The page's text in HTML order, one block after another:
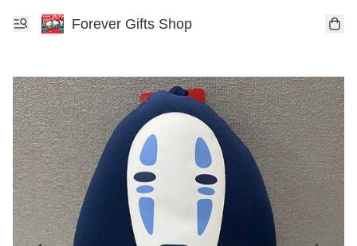
Forever Gifts Shop